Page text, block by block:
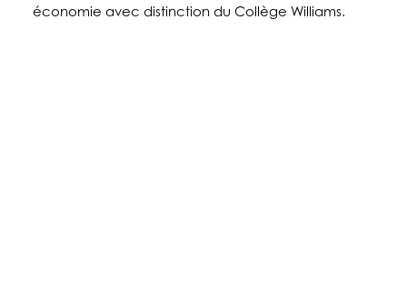
économie avec distinction du Collège Williams.